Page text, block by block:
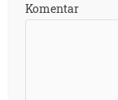
Komentar